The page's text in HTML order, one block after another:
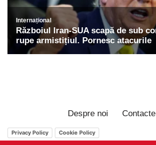
Despre noi Contacte
Privacy Policy Cookie Policy